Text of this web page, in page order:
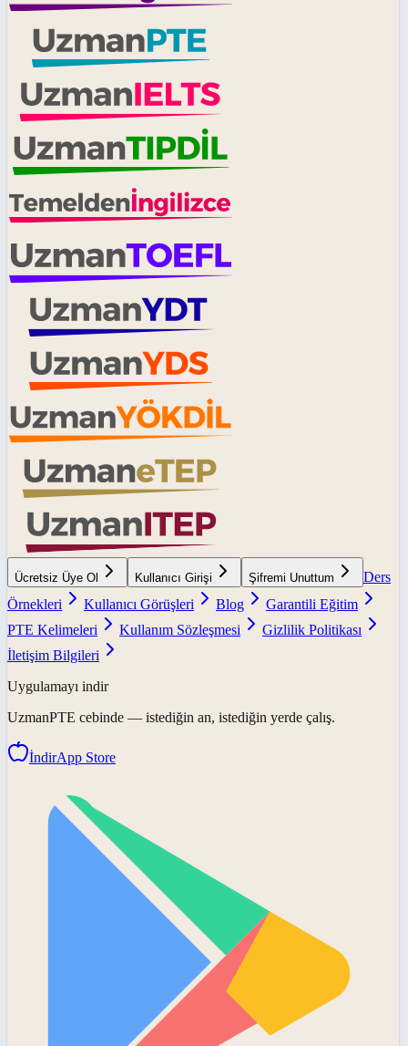
Ücretsiz Üye Ol Kullanıcı Girişi Şifremi Unuttum
Ders
Örnekleri
Kullanıcı Görüşleri Blog
Garantili Eğitim
PTE Kelimeleri
Kullanım Sözleşmesi
Gizlilik Politikası
İletişim Bilgileri
Uygulamayı indir
UzmanPTE cebinde — istediğin an, istediğin yerde çalış.
İndirApp Store